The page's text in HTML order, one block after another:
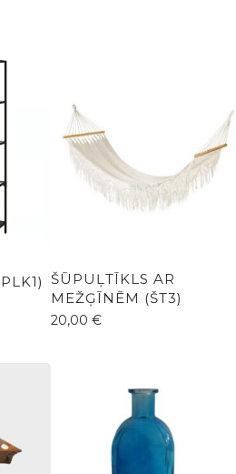
ŠŪPUĻTĪKLS AR
MEŽĢĪNĒM (ŠT3)
20,00 €